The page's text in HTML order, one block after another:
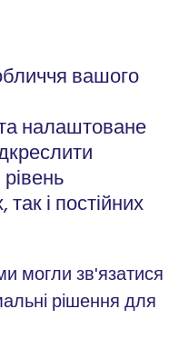
вашого
налаштоване
і постійних
могли зв'язатися
рішення для